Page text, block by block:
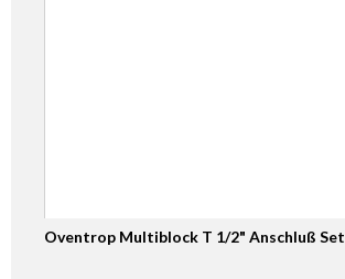
Oventrop Multiblock T 1/2" Anschluß Set